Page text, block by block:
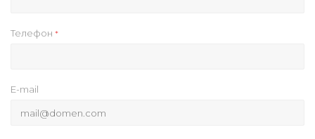
Телефон *
E-mail